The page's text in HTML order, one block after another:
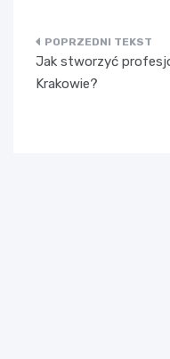
Nawigacja
wpisu
Jak stworzyć
Krakowie?